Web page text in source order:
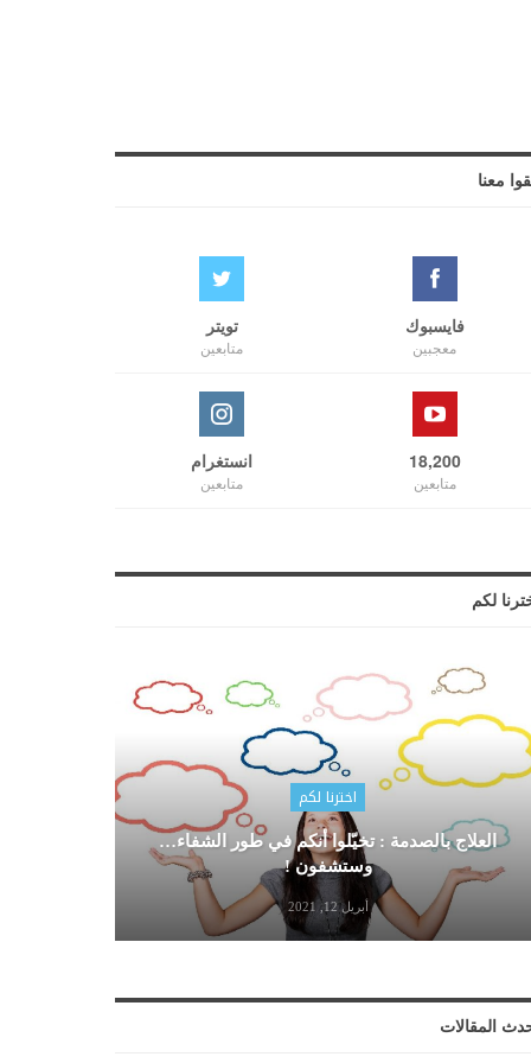
معنا
فايسبوك
معجبين
تويتر
متابعين
18,200
متابعين
انستغرام
متابعين
لكم
اخترنا لكم
العلاج بالصدمة : تخيّلوا أنكم في طور الشفاء…
وستشفون !
أبريل 12, 2021
المقالات